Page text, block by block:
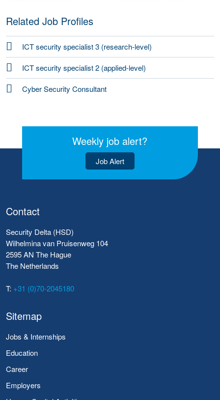
Related Job Profiles
ICT security specialist 3 (research-level)
ICT security specialist 2 (applied-level)
Cyber Security Consultant
Weekly job alert?
Job Alert
Contact
Security Delta (HSD)
Wilhelmina van Pruisenweg 104
2595 AN The Hague
The Netherlands
T: +31 (0)70-2045180
Sitemap
Jobs & Internships
Education
Career
Employers